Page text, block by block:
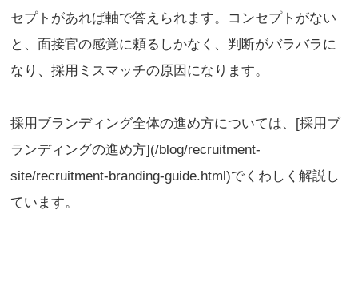
セプトがあれば軸で答えられます。コンセプトがない
と、面接官の感覚に頼るしかなく、判断がバラバラに
なり、採用ミスマッチの原因になります。
採用ブランディング全体の進め方については、[採用ブ
ランディングの進め方](/blog/recruitment-
site/recruitment-branding-guide.html)でくわしく解説し
ています。